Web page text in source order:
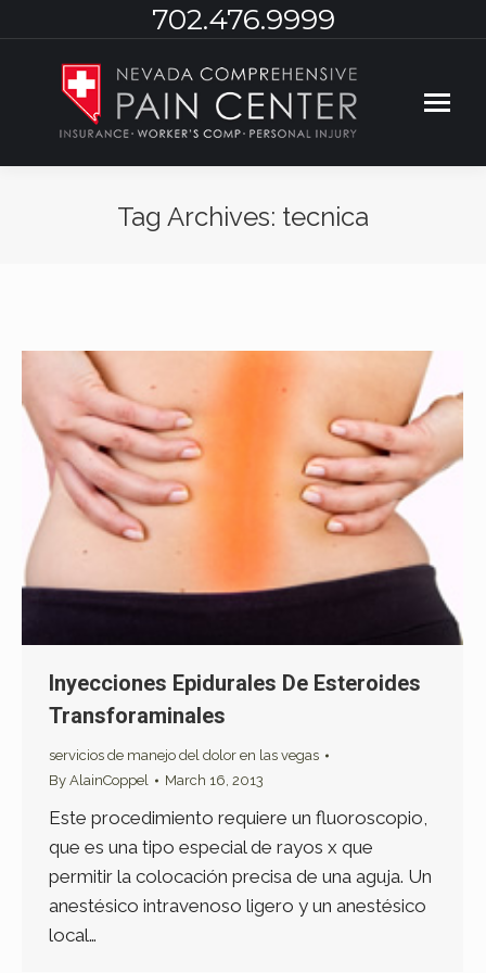
702.476.9999
Tag Archives: tecnica
Inyecciones Epidurales De Esteroides
Transforaminales
servicios de manejo del dolor en las vegas
By AlainCoppel March 16, 2013
Este procedimiento requiere un fluoroscopio,
que es una tipo especial de rayos x que
permitir la colocación precisa de una aguja. Un
anestésico intravenoso ligero y un anestésico
local…